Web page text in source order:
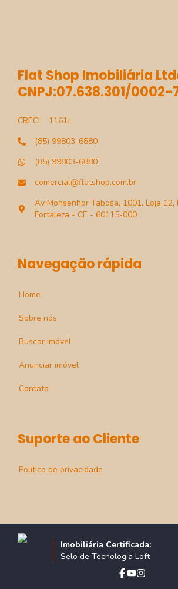
Flat Shop Imobiliária
CNPJ:07.638.301/0002-
CRECI
1161J
(85) 99803-6880
(85) 99803-6880
comercial@flatshop.com.br
Av Monsenhor Tabosa, 1001, Loja 12,
Fortaleza - CE - 60115-000
Navegação rápida
Home
Sobre nós
Buscar imóvel
Anunciar imóvel
Contato
Suporte ao Cliente
Política de privacidade
Imobiliária Certificada:
Selo de Tecnologia Loft